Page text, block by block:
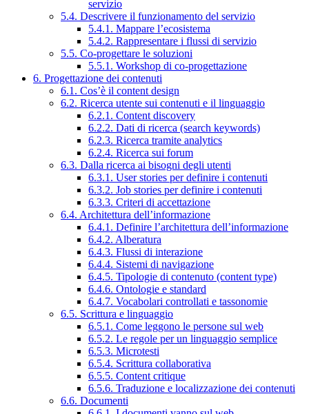
servizio
5.4. Descrivere il funzionamento del servizio
5.4.1. Mappare l’ecosistema
5.4.2. Rappresentare i flussi di servizio
5.5. Co-progettare le soluzioni
5.5.1. Workshop di co-progettazione
6. Progettazione dei contenuti
6.1. Cos’è il content design
6.2. Ricerca utente sui contenuti e il linguaggio
6.2.1. Content discovery
6.2.2. Dati di ricerca (search keywords)
6.2.3. Ricerca tramite analytics
6.2.4. Ricerca sui forum
6.3. Dalla ricerca ai bisogni degli utenti
6.3.1. User stories per definire i contenuti
6.3.2. Job stories per definire i contenuti
6.3.3. Criteri di accettazione
6.4. Architettura dell’informazione
6.4.1. Definire l’architettura dell’informazione
6.4.2. Alberatura
6.4.3. Flussi di interazione
6.4.4. Sistemi di navigazione
6.4.5. Tipologie di contenuto (content type)
6.4.6. Ontologie e standard
6.4.7. Vocabolari controllati e tassonomie
6.5. Scrittura e linguaggio
6.5.1. Come leggono le persone sul web
6.5.2. Le regole per un linguaggio semplice
6.5.3. Microtesti
6.5.4. Scrittura collaborativa
6.5.5. Content critique
6.5.6. Traduzione e localizzazione dei contenuti
6.6. Documenti